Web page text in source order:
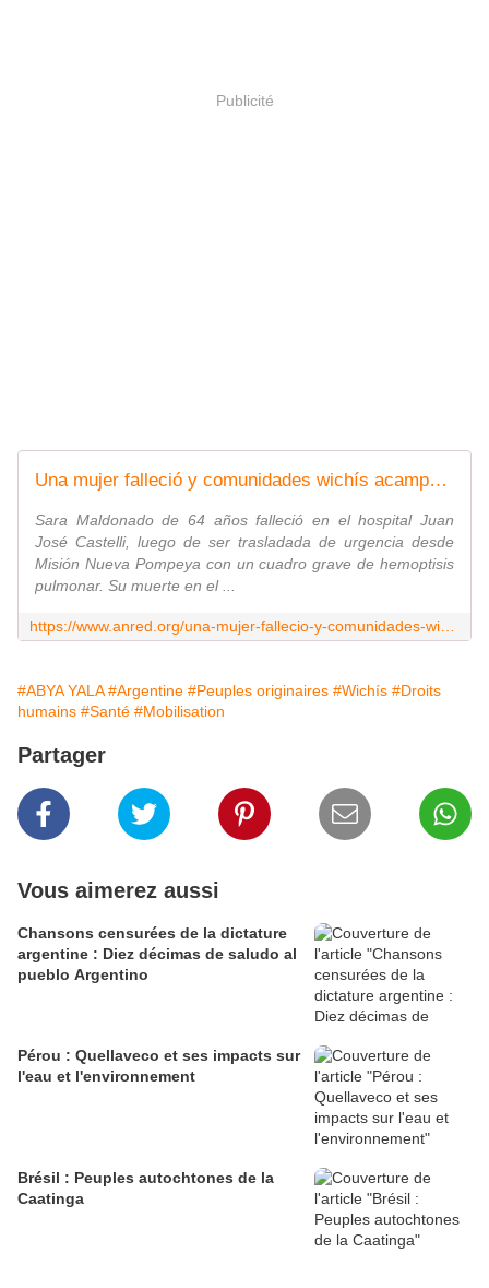
Publicité
Una mujer falleció y comunidades wichís acampan: "Basta de hambre y muertes por tuberculosis" | ANRed
Sara Maldonado de 64 años falleció en el hospital Juan
José Castelli, luego de ser trasladada de urgencia desde
Misión Nueva Pompeya con un cuadro grave de hemoptisis
pulmonar. Su muerte en el ...
#ABYA YALA #Argentine #Peuples originaires #Wichís #Droits
humains #Santé #Mobilisation
Partager
Vous aimerez aussi
Chansons censurées de la dictature
argentine : Diez décimas de saludo al
pueblo Argentino
Pérou : Quellaveco et ses impacts sur
l'eau et l'environnement
Brésil : Peuples autochtones de la
Caatinga